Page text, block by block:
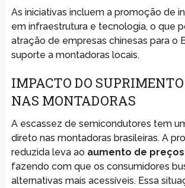
As iniciativas incluem a promoção de
em infraestrutura e tecnologia, o que
atração de empresas chinesas para o
suporte a montadoras locais.
IMPACTO DO
NAS MONTADORAS
A escassez de semicondutores tem
direto nas montadoras brasileiras. A
reduzida leva ao aumento de preços
fazendo com que os consumidores
alternativas mais acessíveis. Essa